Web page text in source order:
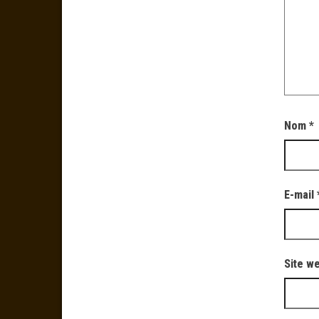
Nom*
E-mail
Site